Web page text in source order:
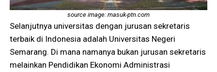
source image: masuk-ptn.com
Selanjutnya universitas dengan jurusan sekretaris
terbaik di Indonesia adalah Universitas Negeri
Semarang. Di mana namanya bukan jurusan sekretaris
melainkan Pendidikan Ekonomi Administrasi